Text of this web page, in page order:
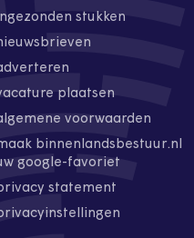
stukken
plaatsen
voorwaarden
binnenlandsbestuur.nl
google-favoriet
statement